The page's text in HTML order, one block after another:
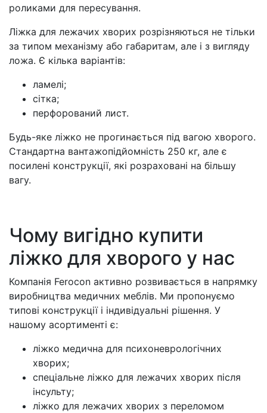
роликами для пересування.
Ліжка для лежачих хворих розрізняються не тільки
за типом механізму або габаритам, але і з вигляду
ложа. Є кілька варіантів:
ламелі;
сітка;
перфорований лист.
Будь-яке ліжко не прогинається під вагою хворого.
Стандартна вантажопідйомність 250 кг, але є
посилені конструкції, які розраховані на більшу
вагу.
Чому вигідно купити
ліжко для хворого у нас
Компанія Ferocon активно розвивається в напрямку
виробництва медичних меблів. Ми пропонуємо
типові конструкції і індивідуальні рішення. У
нашому асортименті є:
ліжко медична для психоневрологічних
хворих;
спеціальне ліжко для лежачих хворих після
інсульту;
ліжко для лежачих хворих з переломом